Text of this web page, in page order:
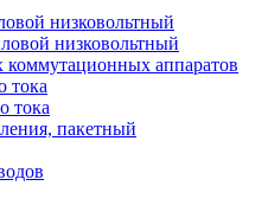
низковольтный
низковольтный
коммутационных аппаратов
тока
тока
пакетный